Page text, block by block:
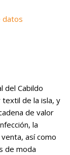
datos
del Cabildo
de la isla, y
de valor
la
así como
de moda